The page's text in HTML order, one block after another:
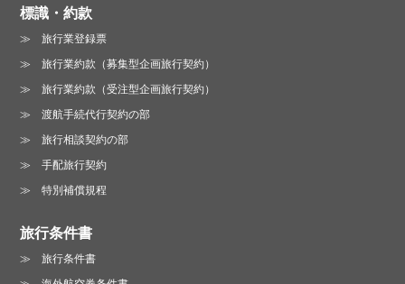
標識・約款
旅行業登録票
旅行業約款（募集型企画旅行契約）
旅行業約款（受注型企画旅行契約）
渡航手続代行契約の部
旅行相談契約の部
手配旅行契約
特別補償規程
旅行条件書
旅行条件書